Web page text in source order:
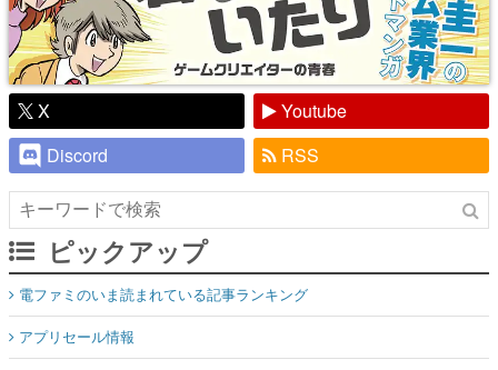
X
Youtube
Discord
RSS
ピックアップ
電ファミのいま読まれている記事ランキング
アプリセール情報